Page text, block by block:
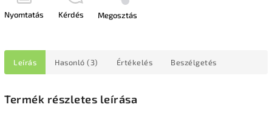
Nyomtatás Kérdés Megosztás
Leírás Hasonló (3) Értékelés Beszélgetés
Termék részletes leírása